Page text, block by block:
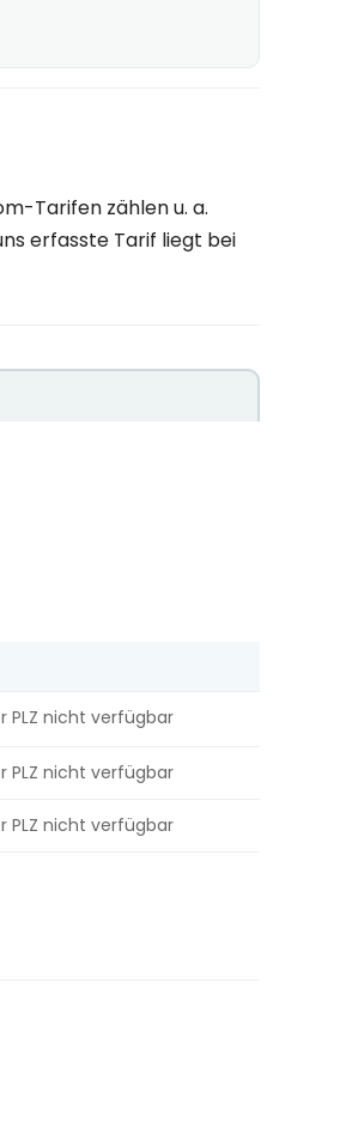
Tarifen zählen u. a.
erfasste Tarif liegt bei
PLZ nicht verfügbar
PLZ nicht verfügbar
PLZ nicht verfügbar